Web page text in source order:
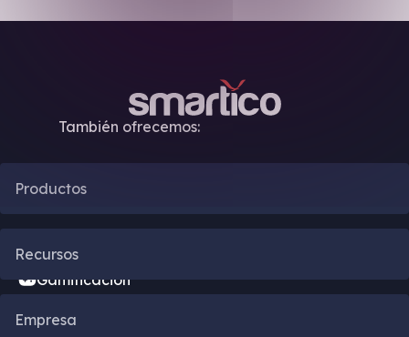
También ofrecemos:
Productos
Gamificación
Motor de bonificación
Recursos
Empresa